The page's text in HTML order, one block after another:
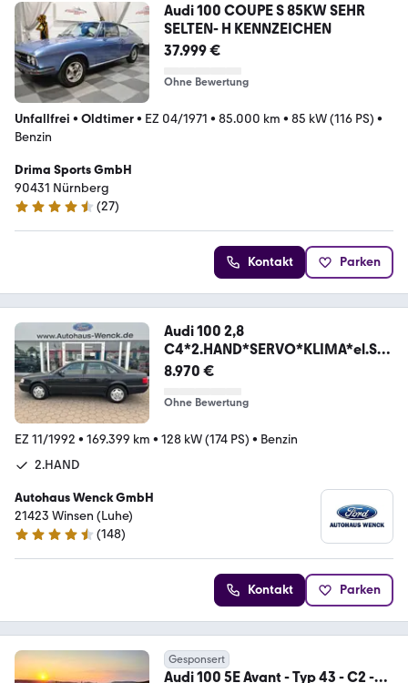
Audi 100 COUPE S 85KW SEHR
SELTEN- H KENNZEICHEN
37.999 €
Ohne Bewertung
Unfallfrei • Oldtimer• EZ 04/1971 • 85.000 km • 85 kW (116 PS) •
Benzin
Drima Sports GmbH
90431 Nürnberg
4.6 Sterne
(27)
Kontakt Parken
Audi 100 2,8
C4*2.HAND*SERVO*KLIMA*el.SC
HIEBEDACH*
8.970 €
Ohne Bewertung
EZ 11/1992 • 169.399 km • 128 kW (174 PS) • Benzin
2.HAND
Autohaus Wenck GmbH
21423 Winsen (Luhe)
4.5 Sterne
(148)
Kontakt Parken
Gesponsert
Audi 100 5E Avant - Typ 43 - C2 -